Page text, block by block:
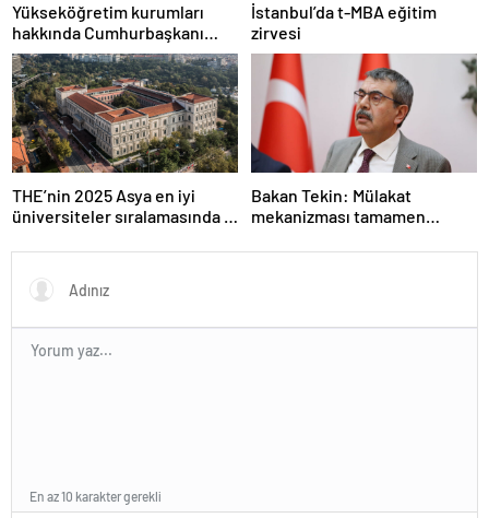
Yükseköğretim kurumları
hakkında Cumhurbaşkanı
kararı Resmi Gazete’de
İstanbul’da t-MBA eğitim
zirvesi
THE’nin 2025 Asya en iyi
üniversiteler sıralamasında 4
girdi
Bakan Tekin: Mülakat
mekanizması tamamen
En az 10 karakter gerekli